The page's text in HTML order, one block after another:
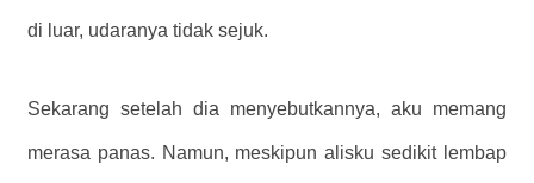
di luar, udaranya tidak sejuk.
Sekarang setelah dia menyebutkannya, aku memang
merasa panas. Namun, meskipun alisku sedikit lembap